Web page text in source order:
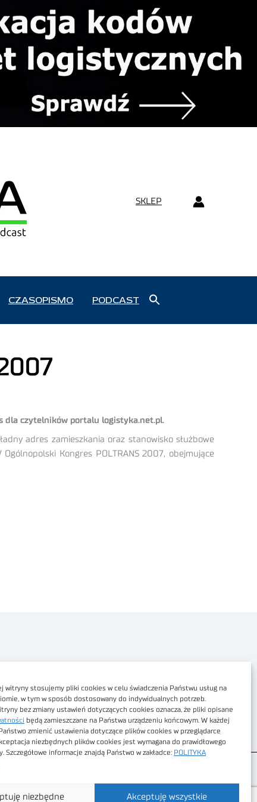
witryny stosujemy pliki cookies w celu świadczenia Państwu usług na
w tym w sposób dostosowany do indywidualnych potrzeb.
bez zmiany ustawień dotyczących cookies oznacza, że pliki opisane
będą zamieszczane na Państwa urządzeniu końcowym. W każdej
zmienić ustawienia dotyczące plików cookies w przeglądarce
niezbędnych plików cookies jest wymagana do prawidłowego
Szczegółowe informacje znajdą Państwo w zakładce: POLITYKA
Akceptuję wszystkie
niezbędne
SKLEP
CZASOPISMO PODCAST
dla czytelników portalu logistyka.net.pl.
adres zamieszkania oraz stanowisko służbowe
Kongres POLTRANS 2007, obejmujące
Dostępność cyfrowa
Regulamin Portalu
Regulamin sklepu